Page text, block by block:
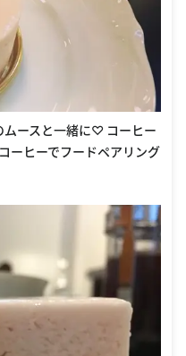
ムースと一緒に♡ コーヒー
ーヒーでフードペアリング